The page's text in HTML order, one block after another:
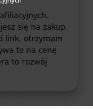
się na zakup
link, otrzymam
to na cenę
to rozwój